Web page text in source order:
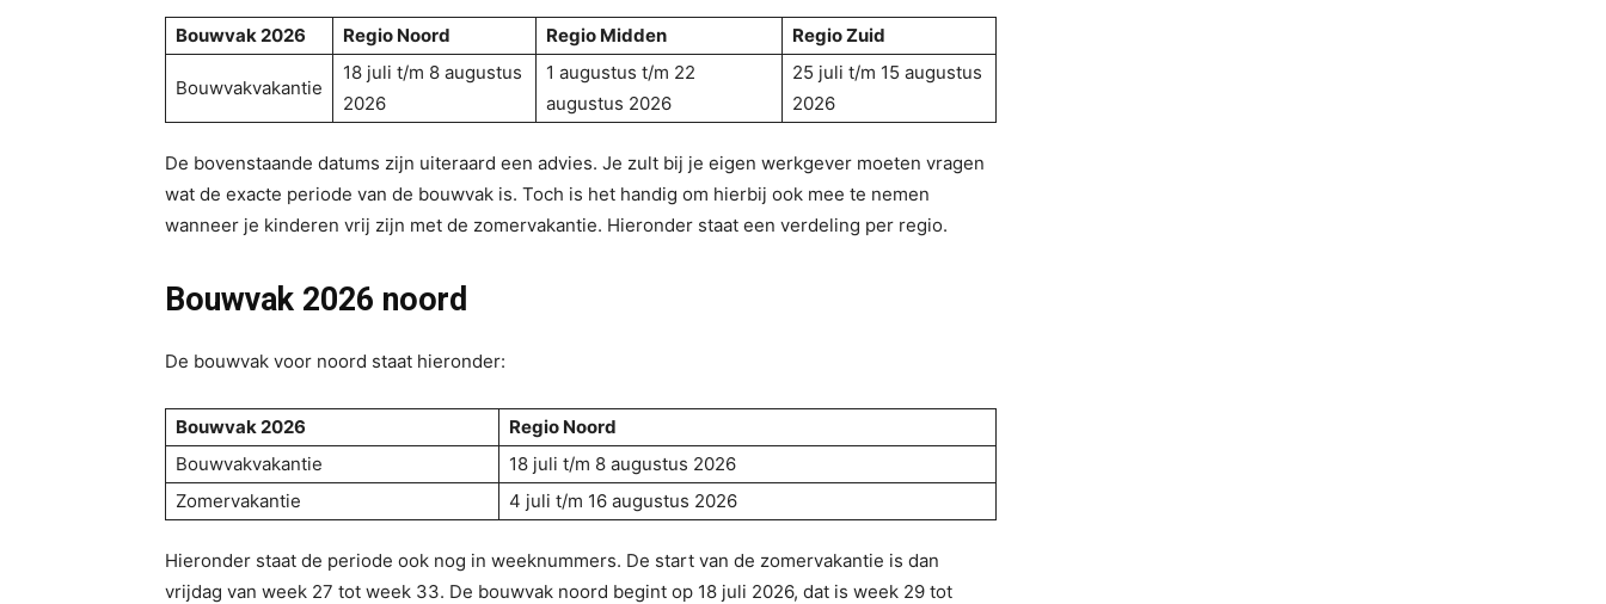
Bouwvak 2026 Regio Noord Regio Midden Regio Zuid
Bouwvakvakantie
18 juli t/m 8 augustus
2026
1 augustus t/m 22
augustus 2026
25 juli t/m 15 augustus
2026
De bovenstaande datums zijn uiteraard een advies. Je zult bij je eigen werkgever moeten vragen
wat de exacte periode van de bouwvak is. Toch is het handig om hierbij ook mee te nemen
wanneer je kinderen vrij zijn met de zomervakantie. Hieronder staat een verdeling per regio.
Bouwvak 2026 noord
De bouwvak voor noord staat hieronder:
Bouwvak 2026
Regio Noord
Bouwvakvakantie
18 juli t/m 8 augustus 2026
Zomervakantie
4 juli t/m 16 augustus 2026
Hieronder staat de periode ook nog in weeknummers. De start van de zomervakantie is dan
vrijdag van week 27 tot week 33. De bouwvak noord begint op 18 juli 2026, dat is week 29 tot